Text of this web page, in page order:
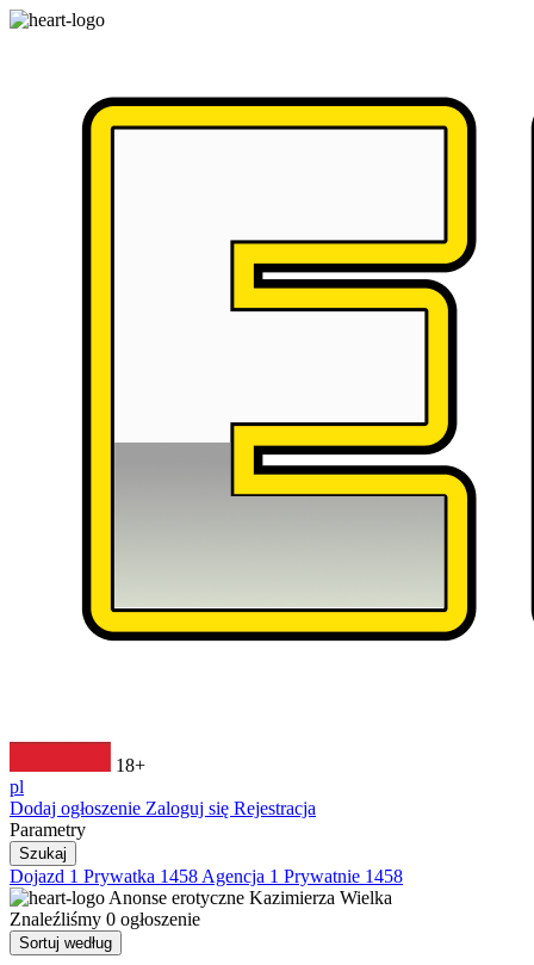
18+
pl
Dodaj ogłoszenie Zaloguj się Rejestracja
Parametry
Szukaj
Dojazd 1 Prywatka 1458 Agencja 1 Prywatnie 1458
Anonse erotyczne Kazimierza Wielka
Znaleźliśmy 0 ogłoszenie
Sortuj według